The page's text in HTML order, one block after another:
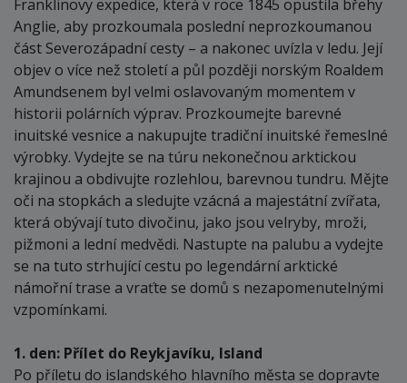
Franklinovy expedice, která v roce 1845 opustila břehy
Anglie, aby prozkoumala poslední neprozkoumanou
část Severozápadní cesty – a nakonec uvízla v ledu. Její
objev o více než století a půl později norským Roaldem
Amundsenem byl velmi oslavovaným momentem v
historii polárních výprav. Prozkoumejte barevné
inuitské vesnice a nakupujte tradiční inuitské řemeslné
výrobky. Vydejte se na túru nekonečnou arktickou
krajinou a obdivujte rozlehlou, barevnou tundru. Mějte
oči na stopkách a sledujte vzácná a majestátní zvířata,
která obývají tuto divočinu, jako jsou velryby, mroži,
pižmoni a lední medvědi. Nastupte na palubu a vydejte
se na tuto strhující cestu po legendární arktické
námořní trase a vraťte se domů s nezapomenutelnými
vzpomínkami.
1. den: Přílet do Reykjavíku, Island
Po příletu do islandského hlavního města se dopravte